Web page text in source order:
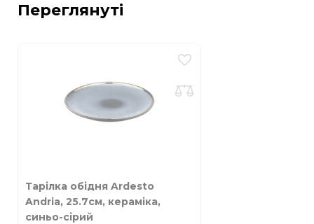
Переглянуті
Тарілка обідня Ardesto
Andria, 25.7см, кераміка,
синьо-сірий